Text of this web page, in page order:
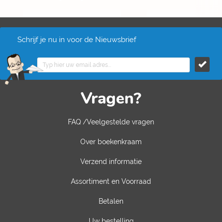
Schrijf je nu in voor de Nieuwsbrief
Vragen?
FAQ /Veelgestelde vragen
Over boekenkraam
Verzend informatie
Assortiment en Voorraad
Betalen